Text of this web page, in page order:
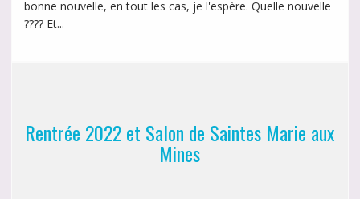
bonne nouvelle, en tout les cas, je l'espère. Quelle nouvelle
???? Et...
Rentrée 2022 et Salon de Saintes Marie aux
Mines